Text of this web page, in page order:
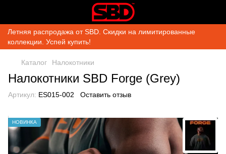
Летняя распродажа от SBD. Скидки на лимитированные
коллекции. Успей купить!
Каталог Налокотники
Налокотники SBD Forge (Grey)
Артикул: ES015-002 Оставить отзыв
НОВИНКА